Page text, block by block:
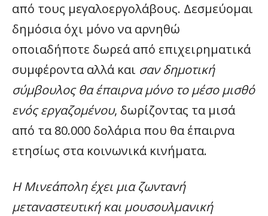
από τους μεγαλοεργολάβους. Δεσμεύομαι
δημόσια όχι μόνο να αρνηθώ
οποιαδήποτε δωρεά από επιχειρηματικά
συμφέροντα αλλά και σαν δημοτική
σύμβουλος θα έπαιρνα μόνο το μέσο μισθό
ενός εργαζομένου, δωρίζοντας τα μισά
από τα 80.000 δολάρια που θα έπαιρνα
ετησίως στα κοινωνικά κινήματα.
Η Μινεάπολη έχει μια ζωντανή
μεταναστευτική και μουσουλμανική